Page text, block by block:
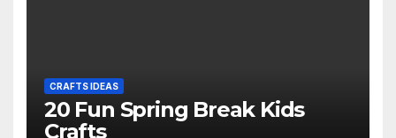
CRAFTS IDEAS
20 Fun Spring Break Kids
Crafts